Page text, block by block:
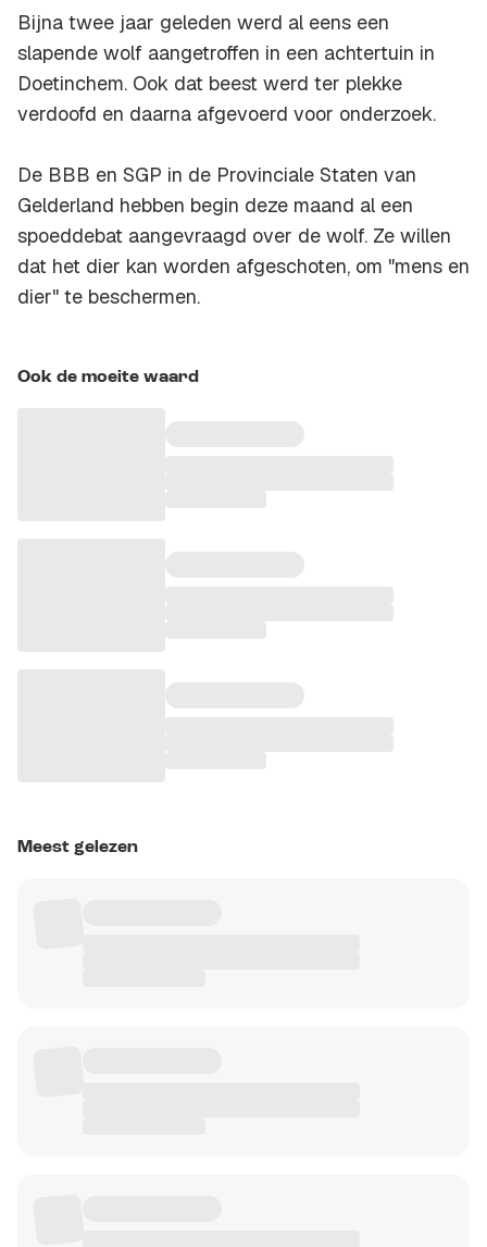
Bijna twee jaar geleden werd al eens een
slapende wolf aangetroffen in een achtertuin in
Doetinchem. Ook dat beest werd ter plekke
verdoofd en daarna afgevoerd voor onderzoek.
De BBB en SGP in de Provinciale Staten van
Gelderland hebben begin deze maand al een
spoeddebat aangevraagd over de wolf. Ze willen
dat het dier kan worden afgeschoten, om "mens en
dier" te beschermen.
Ook de moeite waard
Meest gelezen